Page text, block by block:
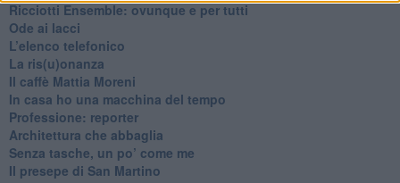
​Ricciotti Ensemble: ovunque e per tutti
Ode ai lacci
​L’elenco telefonico
​La ris(u)onanza
​Il caffè Mattia Moreni
​In casa ho una macchina del tempo
Professione: reporter
Architettura che abbaglia
​Senza tasche, un po’ come me
​Il presepe di San Martino